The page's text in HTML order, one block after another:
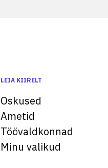
LEIA KIIRELT
Oskused
Ametid
Töövaldkonnad
Minu valikud